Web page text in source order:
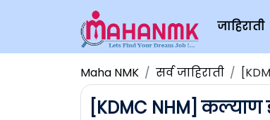
जाहिराती
Maha NMK सर्व जाहिराती
[KDMC NHM] कल्याण